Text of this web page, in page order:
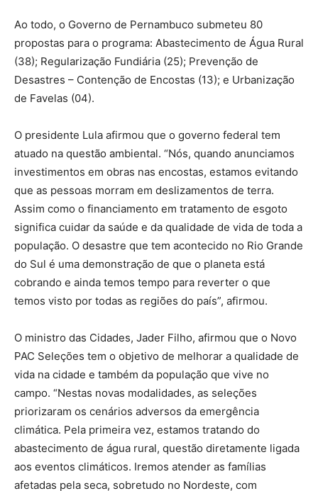
Ao todo, o Governo de Pernambuco submeteu 80
propostas para o programa: Abastecimento de Água Rural
(38); Regularização Fundiária (25); Prevenção de
Desastres – Contenção de Encostas (13); e Urbanização
de Favelas (04).
O presidente Lula afirmou que o governo federal tem
atuado na questão ambiental. “Nós, quando anunciamos
investimentos em obras nas encostas, estamos evitando
que as pessoas morram em deslizamentos de terra.
Assim como o financiamento em tratamento de esgoto
significa cuidar da saúde e da qualidade de vida de toda a
população. O desastre que tem acontecido no Rio Grande
do Sul é uma demonstração de que o planeta está
cobrando e ainda temos tempo para reverter o que
temos visto por todas as regiões do país”, afirmou.
O ministro das Cidades, Jader Filho, afirmou que o Novo
PAC Seleções tem o objetivo de melhorar a qualidade de
vida na cidade e também da população que vive no
campo. “Nestas novas modalidades, as seleções
priorizaram os cenários adversos da emergência
climática. Pela primeira vez, estamos tratando do
abastecimento de água rural, questão diretamente ligada
aos eventos climáticos. Iremos atender as famílias
afetadas pela seca, sobretudo no Nordeste, com